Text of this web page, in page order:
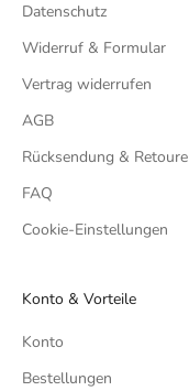
Datenschutz
Widerruf & Formular
Vertrag widerrufen
AGB
Rücksendung & Retoure
FAQ
Cookie-Einstellungen
Konto & Vorteile
Konto
Bestellungen